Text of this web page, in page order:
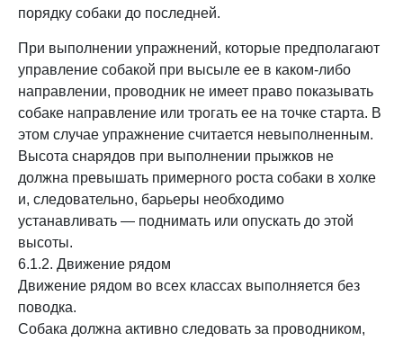
порядку собаки до последней.
При выполнении упражнений, которые предполагают
управление собакой при высыле ее в каком-либо
направлении, проводник не имеет право показывать
собаке направление или трогать ее на точке старта. В
этом случае упражнение считается невыполненным.
Высота снарядов при выполнении прыжков не
должна превышать примерного роста собаки в холке
и, следовательно, барьеры необходимо
устанавливать — поднимать или опускать до этой
высоты.
6.1.2. Движение рядом
Движение рядом во всех классах выполняется без
поводка.
Собака должна активно следовать за проводником,